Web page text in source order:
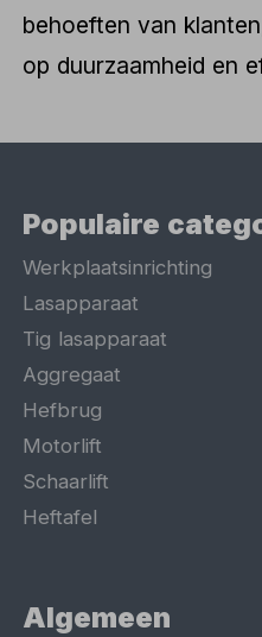
behoeften van
op duurzaamheid en
Populaire
Werkplaatsinrichting
Lasapparaat
Tig lasapparaat
Aggregaat
Hefbrug
Motorlift
Schaarlift
Heftafel
Algemeen